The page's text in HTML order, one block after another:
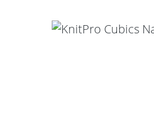
Bildergalerie überspringen